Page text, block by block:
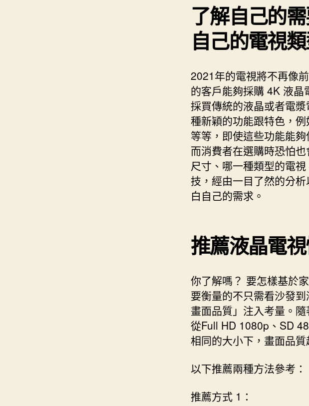
了解自己的
自己的電視
2021年的電視將不再像
的客戶能夠採購 4K 液
採買傳統的液晶或者電
種新穎的功能跟特色，
等等，即使這些功能能
而消費者在選購時恐怕
尺寸、哪一種類型的電
技，經由一目了然的分
白自己的需求。
推薦液晶電
你了解嗎？ 要怎樣基於
要衡量的不只需看沙發
畫面品質」注入考量。
從Full HD 1080p、SD
相同的大小下，畫面品
以下推薦兩種方法參考：
推薦方式 1：